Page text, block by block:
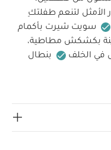
لتنعم طفلتكِ
سويت شيرت بأكمام
بكشكش مطاطية،
في الخلف
بنطال